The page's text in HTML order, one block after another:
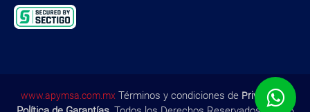
www.apymsa.com.mx Términos y condiciones de Privacidad